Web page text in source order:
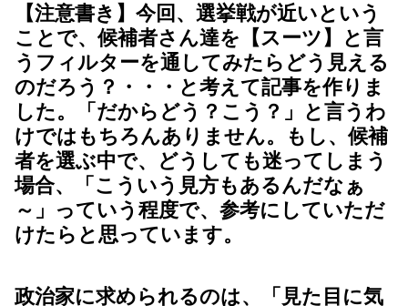
【注意書き】今回、選挙戦が近いという
ことで、候補者さん達を【スーツ】と言
うフィルターを通してみたらどう見える
のだろう？・・・と考えて記事を作りま
した。「だからどう？こう？」と言うわ
けではもちろんありません。もし、候補
者を選ぶ中で、どうしても迷ってしまう
場合、「こういう見方もあるんだなぁ
～」っていう程度で、参考にしていただ
けたらと思っています。
政治家に求められるのは、「見た目に気